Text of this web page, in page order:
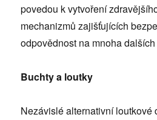
povedou k vytvoření
mechanizmů zajišťujících
odpovědnost na mnoha
Buchty a loutky
Nezávislé alternativní loutkové